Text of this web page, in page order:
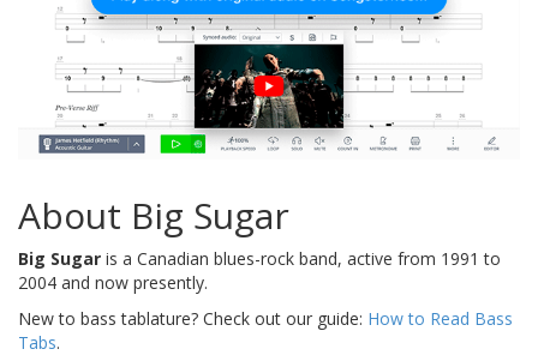
About Big Sugar
Big Sugar is a Canadian blues-rock band, active from 1991 to
2004 and now presently.
New to bass tablature? Check out our guide: How to Read Bass
Tabs.